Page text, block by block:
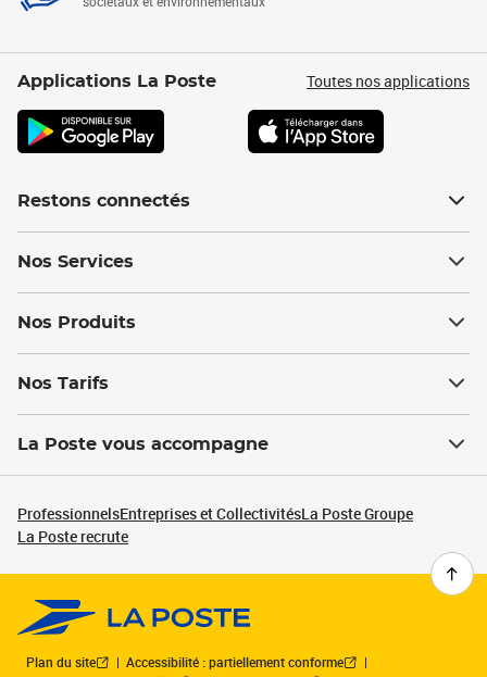
Applications La Poste Toutes nos applications
Restons connectés
Nos Services
Nos Produits
Nos Tarifs
La Poste vous accompagne
ProfessionnelsEntreprises et CollectivitésLa Poste Groupe
La Poste recrute
Plan du site
Accessibilité : partiellement conforme